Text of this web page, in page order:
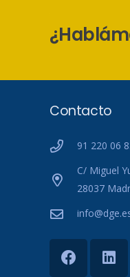
Contacto
91 220 06
C/ Miguel
28037